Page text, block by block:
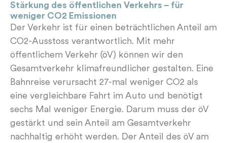
Stärkung des öffentlichen Verkehrs – für
weniger CO2 Emissionen
Der Verkehr ist für einen beträchtlichen Anteil am
CO2-Ausstoss verantwortlich. Mit mehr
öffentlichem Verkehr (öV) können wir den
Gesamtverkehr klimafreundlicher gestalten. Eine
Bahnreise verursacht 27-mal weniger CO2 als
eine vergleichbare Fahrt im Auto und benötigt
sechs Mal weniger Energie. Darum muss der öV
gestärkt und sein Anteil am Gesamtverkehr
nachhaltig erhöht werden. Der Anteil des öV am